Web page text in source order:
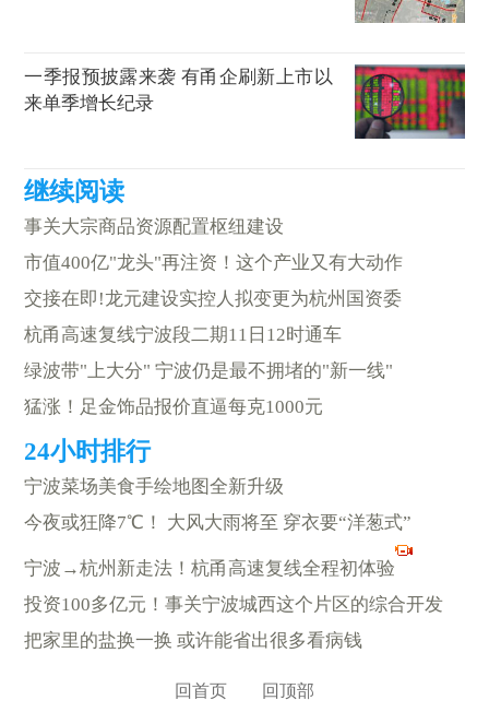
一季报预披露来袭 有甬企刷新上市以
来单季增长纪录
事关大宗商品资源配置枢纽建设
市值400亿"龙头"再注资！这个产业又有大动作
交接在即!龙元建设实控人拟变更为杭州国资委
杭甬高速复线宁波段二期11日12时通车
绿波带"上大分" 宁波仍是最不拥堵的"新一线"
猛涨！足金饰品报价直逼每克1000元
宁波菜场美食手绘地图全新升级
今夜或狂降7℃！ 大风大雨将至 穿衣要“洋葱式”
宁波→杭州新走法！杭甬高速复线全程初体验
投资100多亿元！事关宁波城西这个片区的综合开发
把家里的盐换一换 或许能省出很多看病钱
回首页 回顶部